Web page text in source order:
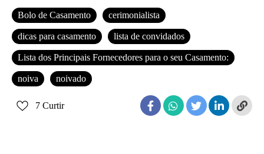
Bolo de Casamento cerimonialista
dicas para casamento lista de convidados
Lista dos Principais Fornecedores para o seu Casamento:
noiva noivado
7 Curtir